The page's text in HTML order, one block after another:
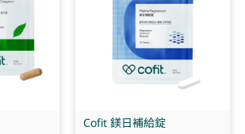
Cofit 鎂日補給錠